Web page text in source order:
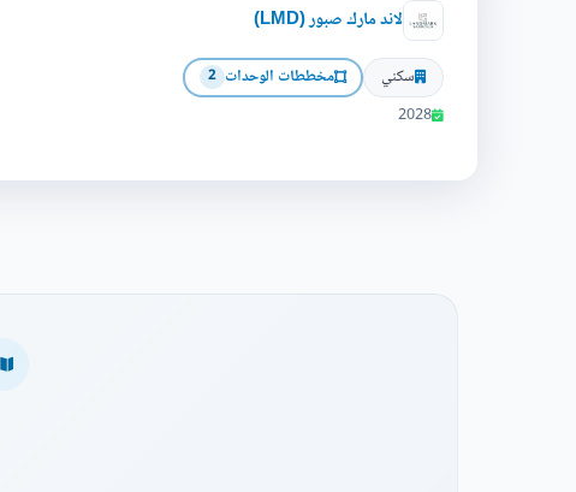
لاند مارك صبور (LMD)
سكني مخططات الوحدات 2
2028